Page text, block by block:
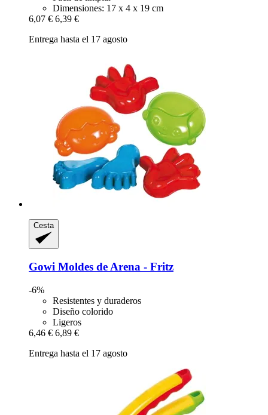
Dimensiones: 17 x 4 x 19 cm
6,07 € 6,39 €
Entrega hasta el 17 agosto
Cesta
Gowi Moldes de Arena -​ Fritz
-6%
Resistentes y duraderos
Diseño colorido
Ligeros
6,46 € 6,89 €
Entrega hasta el 17 agosto